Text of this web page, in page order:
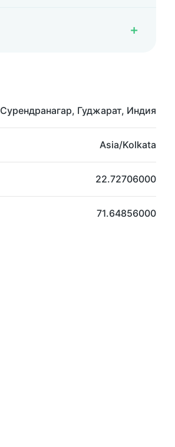
Сурендранагар, Гуджарат, Индия
Asia/Kolkata
22.72706000
71.64856000